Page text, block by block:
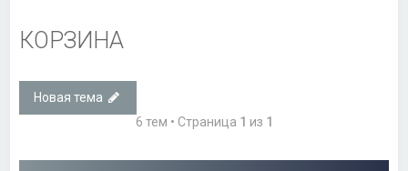
КОРЗИНА
Новая тема
6 тем • Страница 1 из 1